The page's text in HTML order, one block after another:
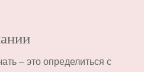
– это определиться с